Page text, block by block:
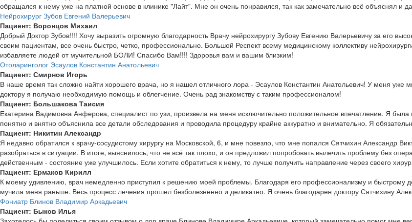
обращался к нему уже на платной основе в клинике "Лайт". Мне он очень понравился, так как замечательно всё объяснял и
Нейрохирург Зубов Евгений Валерьевич
Пациент: Воронцов Михаил
Добрый Доктор Зубов!!!! Хочу выразить огромную благодарность Врачу нейрохирургу Зубову Евгению Валерьевичу за его
своим пациентам, все очень быстро, четко, профессионально. Большой Респект всему медицинскому коллективу
избавляете людей от мучительной БОЛИ! Спасибо Вам!!!! Здоровья вам и вашим близким!
Отоларинголог Эсаулов Константин Анатольевич
Пациент: Смирнов Игорь
В наше время так сложно найти хорошего врача, но я нашел отличного лора - Эсаулов Константин Анатольевич! У меня уже
доктору я получаю необходимую помощь и облегчение. Очень рад знакомству с таким профессионалом!
Пациент: Большакова Таисия
Екатерина Вадимовна Анферова, специалист по узи, произвела на меня исключительно положительное впечатление. Я
понятно и внятно объяснила все детали обследования и проводила процедуру крайне аккуратно и внимательно. Я
Пациент: Никитин Александр
Я недавно обратился к врачу-сосудистому хирургу на Московской, 6, и мне повезло, что мне попался Сятчихин Александр
разобраться в ситуации. В итоге, выяснилось, что не всё так плохо, и он предложил попробовать вылечить проблему без
действенным - состояние уже улучшилось. Если хотите обратиться к нему, то лучше получить направление через своего
Пациент: Ермаков Кирилл
К моему удивлению, врач немедленно приступил к решению моей проблемы. Благодаря его профессионализму и быстрому
мучила меня раньше. Весь процесс лечения прошел безболезненно и деликатно. Я очень благодарен доктору Сятчихину
Фониатр Блинов Владимир Аркадьевич
Пациент: Быков Илья